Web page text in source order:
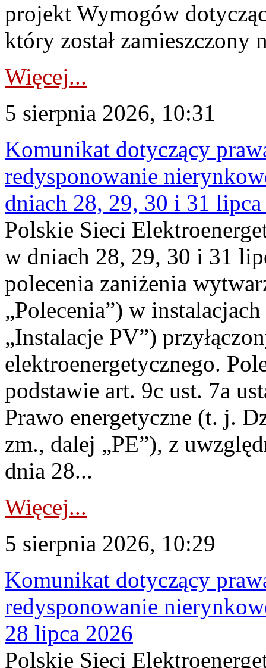
projekt Wymogów
który został zamieszczony
Więcej...
5 sierpnia 2026, 10:31
Komunikat dotyczący
redysponowanie
dniach 28, 29, 30 i 31
Polskie Sieci
w dniach 28, 29, 30 i 31
polecenia zaniżenia
„Polecenia”) w
„Instalacje PV”)
elektroenergetycznego.
podstawie art. 9c ust. 7a
Prawo energetyczne (t. j.
zm., dalej „PE”), z
dnia 28...
Więcej...
5 sierpnia 2026, 10:29
Komunikat dotyczący
redysponowanie
28 lipca 2026
Polskie Sieci